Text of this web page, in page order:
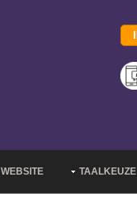
WEBSITE TAALKEUZE